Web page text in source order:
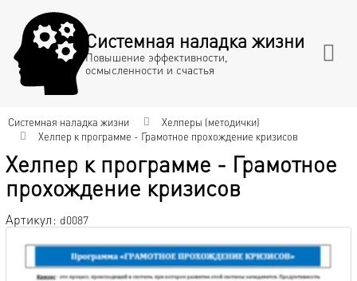
Системная наладка жизни
Повышение эффективности,
осмысленности и счастья
Системная наладка жизни
Хелперы (методички)
Хелпер к программе - Грамотное прохождение кризисов
Хелпер к программе - Грамотное
прохождение кризисов
Артикул: d0087